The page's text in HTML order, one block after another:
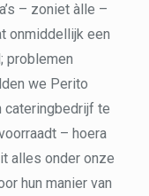
– zoniet àlle –
onmiddellijk een
problemen
we Perito
cateringbedrijf te
– hoera
alles onder onze
hun manier van